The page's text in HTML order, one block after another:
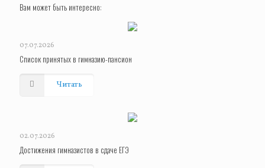
Вам может быть интересно:
07.07.2026
Список принятых в гимназию-пансион
Читать
02.07.2026
Достижения гимназистов в сдаче ЕГЭ